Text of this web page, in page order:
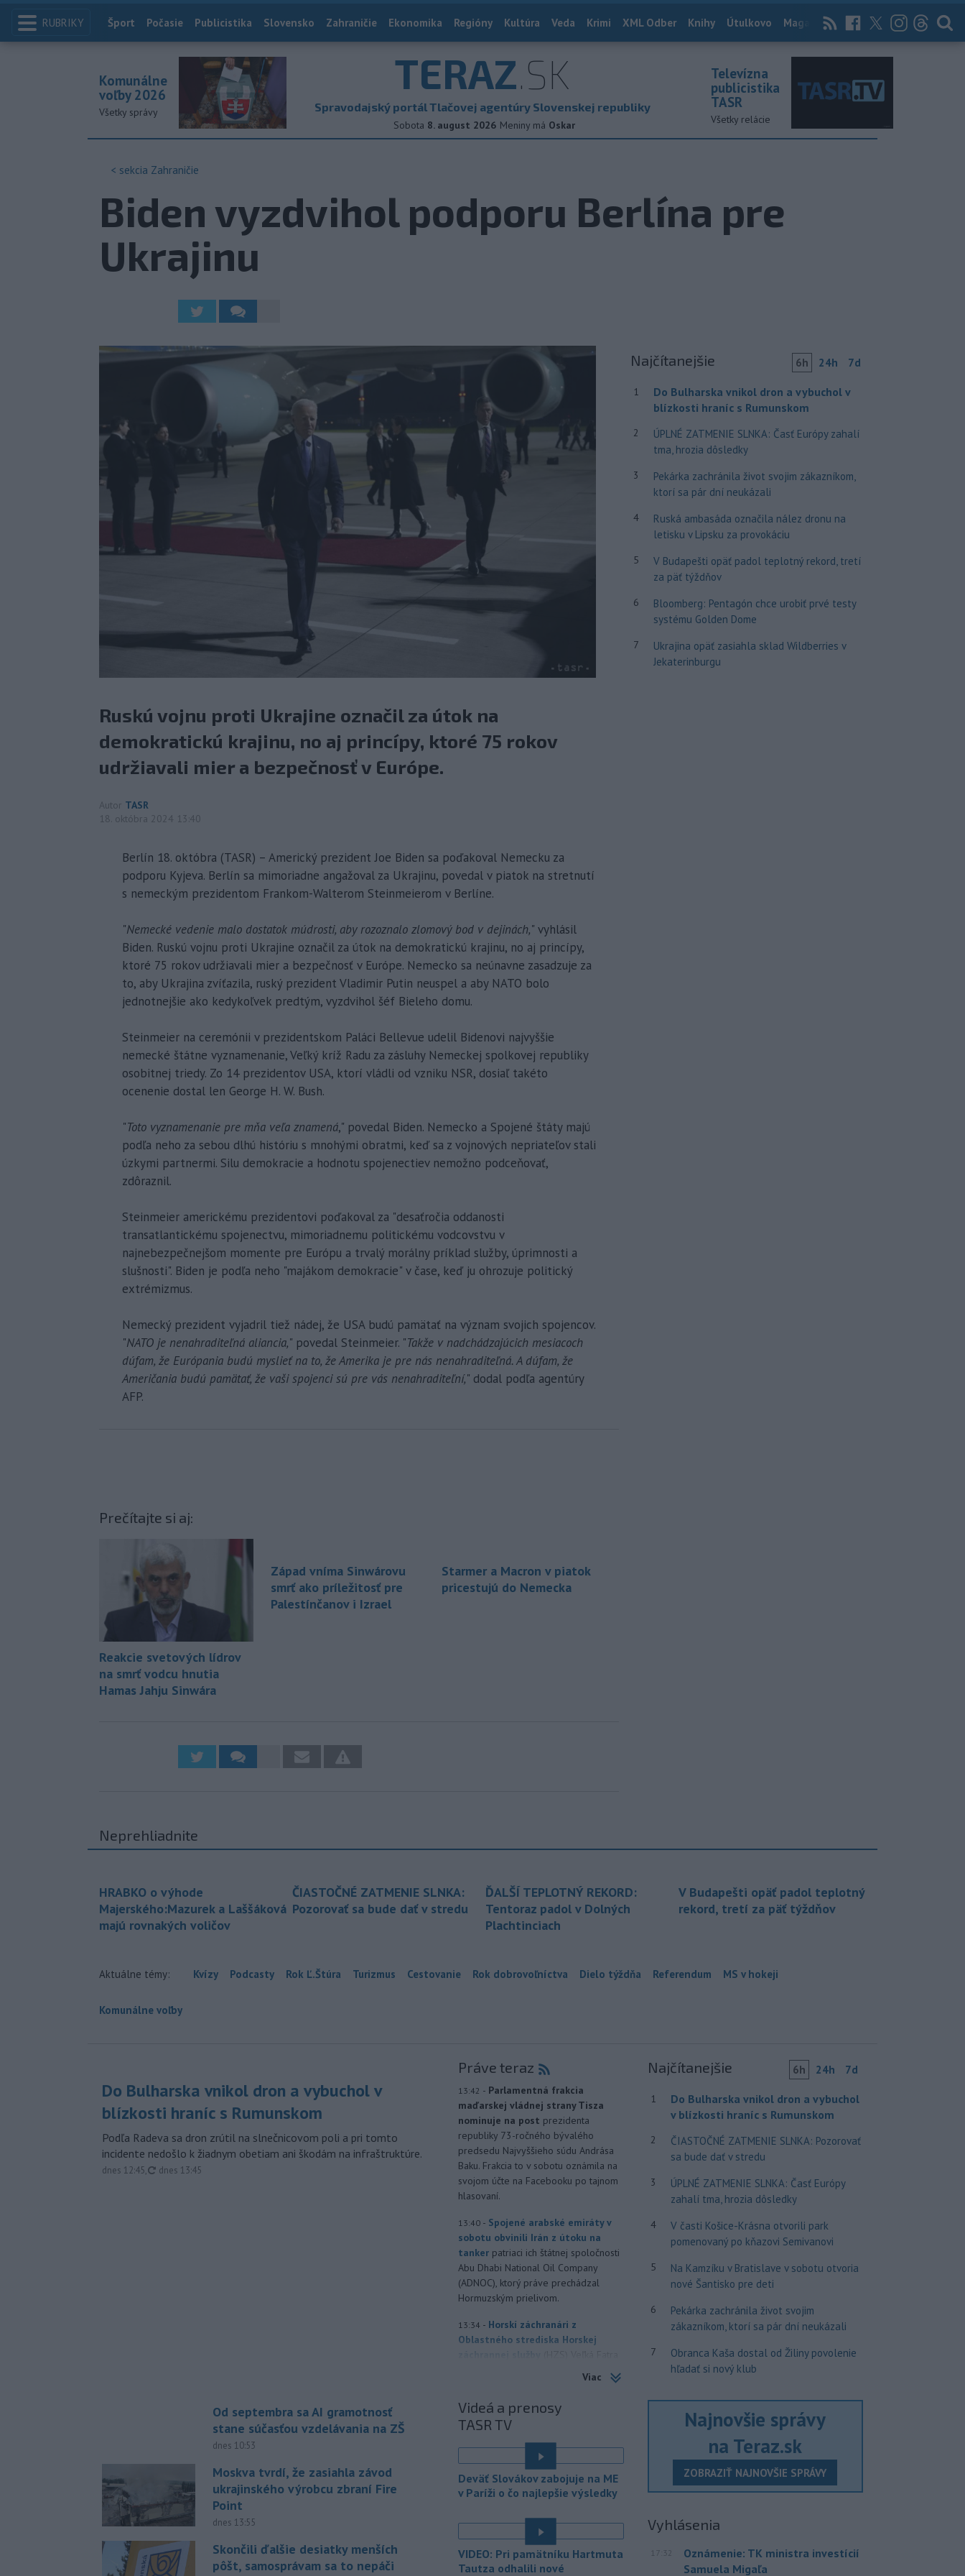
RUBRIKY Index
Šport Počasie Publicistika Slovensko Zahraničie Ekonomika Regióny Kultúra Veda Krimi XML Odber Knihy Útulkovo Magazín News Now Archív
TERAZ.SK
Spravodajský portál Tlačovej agentúry Slovenskej republiky
Sobota 8. august 2026 Meniny má Oskar
Komunálne
voľby 2026
Všetky správy
Televízna
publicistika
TASR
Všetky relácie
< sekcia Zahraničie
Biden vyzdvihol podporu Berlína pre
Ukrajinu
Ruskú vojnu proti Ukrajine označil za útok na
demokratickú krajinu, no aj princípy, ktoré 75 rokov
udržiavali mier a bezpečnosť v Európe.
Autor TASR
18. októbra 2024 13:40
Berlín 18. októbra (TASR) – Americký prezident Joe Biden sa poďakoval Nemecku za
podporu Kyjeva. Berlín sa mimoriadne angažoval za Ukrajinu, povedal v piatok na stretnutí
s nemeckým prezidentom Frankom-Walterom Steinmeierom v Berlíne.
"Nemecké vedenie malo dostatok múdrosti, aby rozoznalo zlomový bod v dejinách," vyhlásil
Biden. Ruskú vojnu proti Ukrajine označil za útok na demokratickú krajinu, no aj princípy,
ktoré 75 rokov udržiavali mier a bezpečnosť v Európe. Nemecko sa neúnavne zasadzuje za
to, aby Ukrajina zvíťazila, ruský prezident Vladimir Putin neuspel a aby NATO bolo
jednotnejšie ako kedykoľvek predtým, vyzdvihol šéf Bieleho domu.
Steinmeier na ceremónii v prezidentskom Paláci Bellevue udelil Bidenovi najvyššie
nemecké štátne vyznamenanie, Veľký kríž Radu za zásluhy Nemeckej spolkovej republiky
osobitnej triedy. Zo 14 prezidentov USA, ktorí vládli od vzniku NSR, dosiaľ takéto
ocenenie dostal len George H. W. Bush.
"Toto vyznamenanie pre mňa veľa znamená," povedal Biden. Nemecko a Spojené štáty majú
podľa neho za sebou dlhú históriu s mnohými obratmi, keď sa z vojnových nepriateľov stali
úzkymi partnermi. Silu demokracie a hodnotu spojenectiev nemožno podceňovať,
zdôraznil.
Steinmeier americkému prezidentovi poďakoval za "desaťročia oddanosti
transatlantickému spojenectvu, mimoriadnemu politickému vodcovstvu v
najnebezpečnejšom momente pre Európu a trvalý morálny príklad služby, úprimnosti a
slušnosti". Biden je podľa neho "majákom demokracie" v čase, keď ju ohrozuje politický
extrémizmus.
Nemecký prezident vyjadril tiež nádej, že USA budú pamätať na význam svojich spojencov.
"NATO je nenahraditeľná aliancia," povedal Steinmeier. "Takže v nadchádzajúcich mesiacoch
dúfam, že Európania budú myslieť na to, že Amerika je pre nás nenahraditeľná. A dúfam, že
Američania budú pamätať, že vaši spojenci sú pre vás nenahraditeľní," dodal podľa agentúry
AFP.
Prečítajte si aj:
Reakcie svetových lídrov
na smrť vodcu hnutia
Hamas Jahju Sinwára
Západ vníma Sinwárovu
smrť ako príležitosť pre
Palestínčanov i Izrael
Starmer a Macron v piatok
pricestujú do Nemecka
Najčítanejšie 6h 24h 7d
1
Do Bulharska vnikol dron a vybuchol v
blízkosti hraníc s Rumunskom
2
ÚPLNÉ ZATMENIE SLNKA: Časť Európy zahalí
tma, hrozia dôsledky
3
Pekárka zachránila život svojim zákazníkom,
ktorí sa pár dní neukázali
4
Ruská ambasáda označila nález dronu na
letisku v Lipsku za provokáciu
5
V Budapešti opäť padol teplotný rekord, tretí
za päť týždňov
6
Bloomberg: Pentagón chce urobiť prvé testy
systému Golden Dome
7
Ukrajina opäť zasiahla sklad Wildberries v
Jekaterinburgu
Neprehliadnite
HRABKO o výhode
Majerského:Mazurek a Laššáková
majú rovnakých voličov
ČIASTOČNÉ ZATMENIE SLNKA:
Pozorovať sa bude dať v stredu
ĎALŠÍ TEPLOTNÝ REKORD:
Tentoraz padol v Dolných
Plachtinciach
V Budapešti opäť padol teplotný
rekord, tretí za päť týždňov
Aktuálne témy: Kvízy Podcasty Rok Ľ.Štúra Turizmus Cestovanie Rok dobrovoľníctva Dielo týždňa Referendum MS v hokeji
Komunálne voľby
Do Bulharska vnikol dron a vybuchol v
blízkosti hraníc s Rumunskom
Podľa Radeva sa dron zrútil na slnečnicovom poli a pri tomto
incidente nedošlo k žiadnym obetiam ani škodám na infraštruktúre.
dnes 12:45, aktualizované
dnes 13:45
Od septembra sa AI gramotnosť
stane súčasťou vzdelávania na ZŠ
dnes 10:53
Moskva tvrdí, že zasiahla závod
ukrajinského výrobcu zbraní Fire
Point
dnes 13:55
Skončili ďalšie desiatky menších
pôšt, samosprávam sa to nepáči
Práve teraz
13:42 - Parlamentná frakcia
maďarskej vládnej strany Tisza
nominuje na post prezidenta
republiky 73-ročného bývalého
predsedu Najvyššieho súdu Andrása
Baku. Frakcia to v sobotu oznámila na
svojom účte na Facebooku po tajnom
hlasovaní.
13:40 - Spojené arabské emiráty v
sobotu obvinili Irán z útoku na
tanker patriaci ich štátnej spoločnosti
Abu Dhabi National Oil Company
(ADNOC), ktorý práve prechádzal
Hormuzským prielivom.
13:34 - Horskí záchranári z
Oblastného strediska Horskej
ročnej turistke v Rybovskom sedle.
Zranila si členok.
12:36 - Polícia v piatok (7. 8.)
vypátrala dvoch 17-ročných
mladíkov, ktorí sú podozriví z útoku
na taxikára v Seredi. Muž pri incidente
utrpel vážne zranenia a skončil v
trnavskej nemocnici.
V niektorých okresoch na
západnom Slovensku platia v
sobotu popoludnívýstrahy prvého
Viac
Videá a prenosy
TASR TV
Deväť Slovákov zabojuje na ME
v Paríži o čo najlepšie výsledky
VIDEO: Pri pamätníku Hartmuta
Tautza odhalili nové
Najčítanejšie 6h 24h 7d
1
Do Bulharska vnikol dron a vybuchol
v blízkosti hraníc s Rumunskom
2
ČIASTOČNÉ ZATMENIE SLNKA: Pozorovať
sa bude dať v stredu
3
ÚPLNÉ ZATMENIE SLNKA: Časť Európy
zahalí tma, hrozia dôsledky
4
V časti Košice-Krásna otvorili park
pomenovaný po kňazovi Semivanovi
5
Na Kamzíku v Bratislave v sobotu otvoria
nové Šantisko pre deti
6
Pekárka zachránila život svojim
zákazníkom, ktorí sa pár dní neukázali
7
Obranca Kaša dostal od Žiliny povolenie
hľadať si nový klub
Najnovšie správy
na Teraz.sk
ZOBRAZIŤ NAJNOVŠIE SPRÁVY
Vyhlásenia
17:32
Oznámenie: TK ministra investícií
Samuela Migaľa